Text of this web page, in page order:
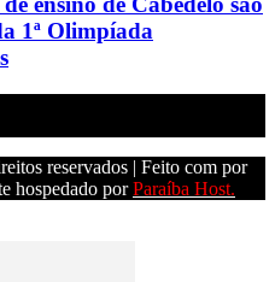
1ª Olimpíada
reservados | Feito com por
hospedado porParaíba Host.